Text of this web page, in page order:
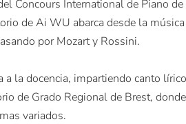
Concours International de Piano de
de Ai WU abarca desde la
por Mozart y Rossini.
a la docencia, impartiendo canto
de Grado Regional de Brest,
variados.